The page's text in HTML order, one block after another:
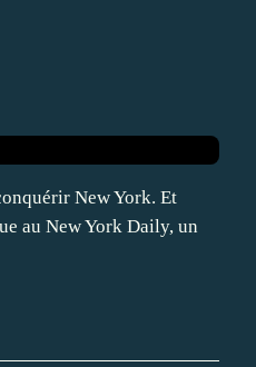
New York. Et
au New York Daily, un